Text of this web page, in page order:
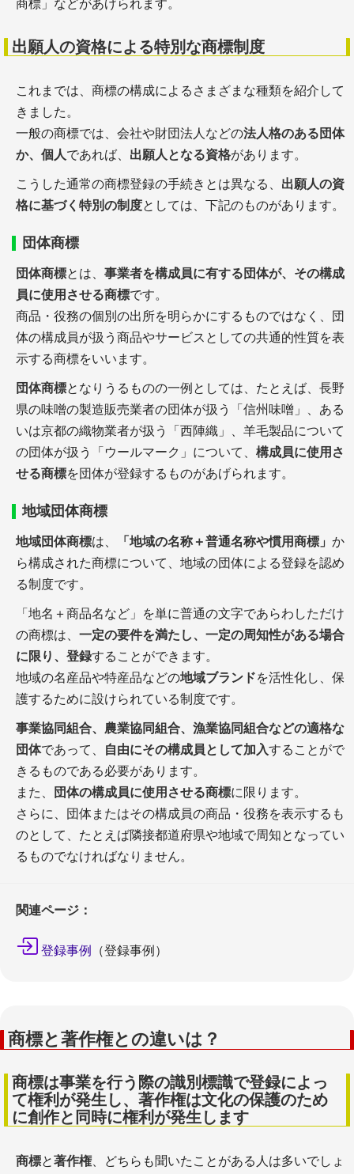
商標」などがあげられます。
出願人の資格による特別な商標制度
これまでは、商標の構成によるさまざまな種類を紹介して
きました。
一般の商標では、会社や財団法人などの法人格のある団体
か、個人であれば、 出願人となる資格があります。
こうした通常の商標登録の手続きとは異なる、 出願人の資
格に基づく特別の制度としては、下記のものがあります。
団体商標
団体商標とは、 事業者を構成員に有する団体が、その構成
員に使用させる商標です。
商品・役務の個別の出所を明らかにするものではなく、団
体の構成員が扱う商品やサービスとしての共通的性質を表
示する商標をいいます。
団体商標となりうるものの一例としては、たとえば、長野
県の味噌の製造販売業者の団体が扱う「信州味噌」、ある
いは京都の織物業者が扱う「西陣織」、羊毛製品について
の団体が扱う「ウールマーク」について、 構成員に使用さ
せる商標を団体が登録するものがあげられます。
地域団体商標
地域団体商標は、 「地域の名称＋普通名称や慣用商標」 か
ら構成された商標について、地域の団体による登録を認め
る制度です。
「地名＋商品名など」を単に普通の文字であらわしただけ
の商標は、 一定の要件を満たし、一定の周知性がある場合
に限り、登録することができます。
地域の名産品や特産品などの地域ブランドを活性化し、保
護するために設けられている制度です。
事業協同組合、農業協同組合、漁業協同組合などの適格な
団体であって、 自由にその構成員として加入することがで
きるものである必要があります。
また、
団体の構成員に使用させる商標に限ります。
さらに、団体またはその構成員の商品・役務を表示するも
のとして、たとえば隣接都道府県や地域で周知となってい
るものでなければなりません。
関連ページ：
登録事例 （登録事例）
商標と著作権との違いは？
商標は事業を行う際の識別標識で登録によっ
て権利が発生し、著作権は文化の保護のため
に創作と同時に権利が発生します
商標と著作権、どちらも聞いたことがある人は多いでしょ